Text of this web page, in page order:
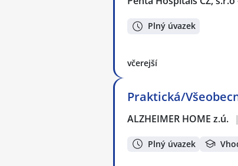
Plný úvazek
včerejší
Praktická/
ALZHEIMER HOME z.ú. |
Plný úvazek